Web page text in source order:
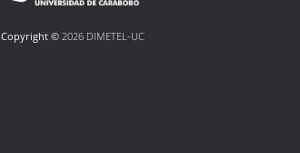
Copyright ©2026 DIMETEL-UC